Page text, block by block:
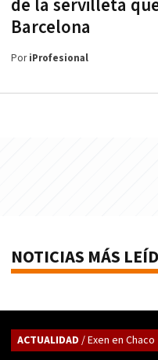
de la servilleta
Barcelona
PoriProfesional
NOTICIAS MÁS
ACTUALIDAD / Exen en Chaco